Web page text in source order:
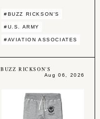
#BUZZ RICKSON'S
#U.S. ARMY
#AVIATION ASSOCIATES
BUZZ RICKSON'S
Aug 06, 2026